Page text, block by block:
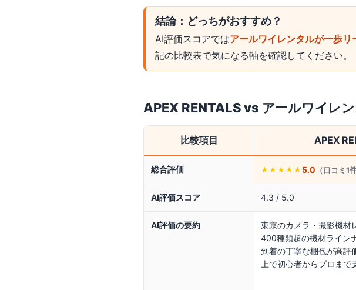
結論：どっちがおすすめ？
AI評価スコアではアールワイレンタルが一歩リ
記の比較表で気になる軸を確認してください。
APEX RENTALSvs アールワイレ
比較項目 APEX
総合評価 ★★★★★ 5.0 （口コミ1
AI評価スコア 4.3 / 5.0
AI評価の要約
東京のカメラ・撮影機材
400種類超の機材ライン
到着の丁寧な梱包が高評
上で初心者からプロまで